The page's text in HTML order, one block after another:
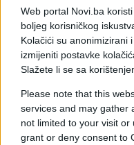
Web portal Novi.ba
boljeg korisničkog
Kolačići su anonimizirani
izmijeniti postavke
Slažete li se sa
Please note that this
services and may gather
not limited to your visit or
grant or deny consent to
Tokom konferencije
s EBRD-om u iznosu
dionice na autoputu
kilometara, od čega
Federacije BiH, a
Srpske, čime će biti
koja će povezati
omogućiti nove